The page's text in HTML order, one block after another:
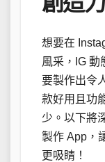
想要在
風采，IG 動
要製作出令
款好用且功
少。以下將
製作 App，
更吸睛！